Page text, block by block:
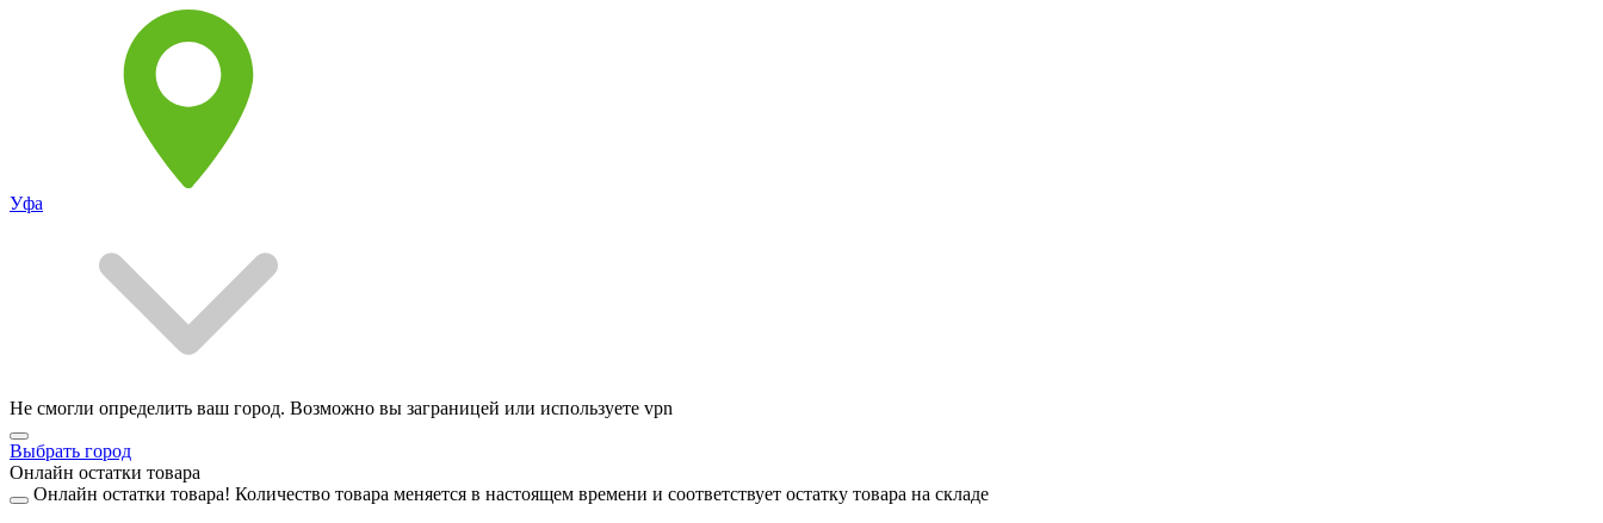
Уфа
Не смогли определить ваш город. Возможно вы заграницей или используете vpn
Выбрать город
Онлайн остатки товара
Онлайн остатки товара! Количество товара меняется в настоящем времени и соответствует остатку товара на складе